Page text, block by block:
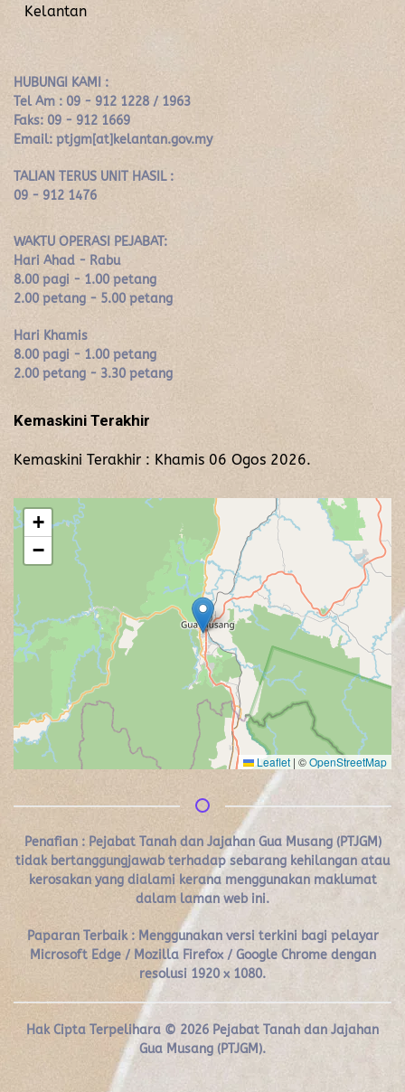
Kelantan
HUBUNGI KAMI :
Tel Am : 09 - 912 1228 / 1963
Faks: 09 - 912 1669
Email: ptjgm[at]kelantan.gov.my
TALIAN TERUS UNIT HASIL :
09 - 912 1476
WAKTU OPERASI PEJABAT:
Hari Ahad - Rabu
8.00 pagi - 1.00 petang
2.00 petang - 5.00 petang
Hari Khamis
8.00 pagi - 1.00 petang
2.00 petang - 3.30 petang
Kemaskini Terakhir
Kemaskini Terakhir : Khamis 06 Ogos 2026.
+
−
Leaflet | ©OpenStreetMap
Penafian : Pejabat Tanah dan Jajahan Gua Musang (PTJGM)
tidak bertanggungjawab terhadap sebarang kehilangan atau
kerosakan yang dialami kerana menggunakan maklumat
dalam laman web ini.
Paparan Terbaik : Menggunakan versi terkini bagi pelayar
Microsoft Edge / Mozilla Firefox / Google Chrome dengan
resolusi 1920 x 1080.
Hak Cipta Terpelihara © 2026 Pejabat Tanah dan Jajahan
Gua Musang (PTJGM).